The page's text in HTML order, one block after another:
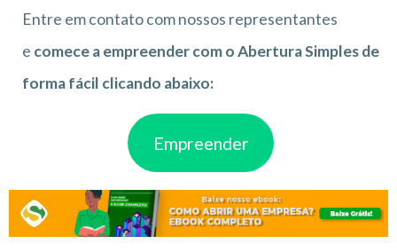
Entre em contato com nossos representantes
e comece a empreender com o Abertura Simples de
forma fácil clicando abaixo:
Empreender